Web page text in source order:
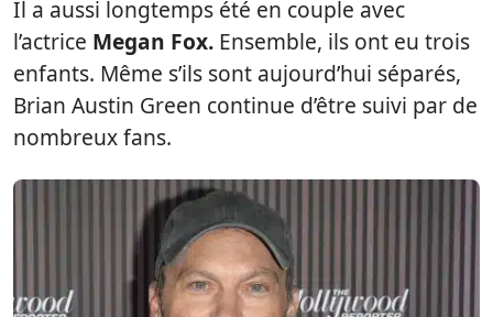
Il a aussi longtemps été en couple avec
l’actrice Megan Fox. Ensemble, ils ont eu trois
enfants. Même s’ils sont aujourd’hui séparés,
Brian Austin Green continue d’être suivi par de
nombreux fans.